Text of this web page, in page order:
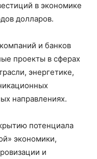
в экономике
долларов.
и банков
проекты в сферах
энергетике,
направлениях.
потенциала
экономики,
и